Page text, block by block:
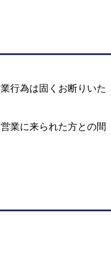
行為は固くお断りいた
業に来られた方との間